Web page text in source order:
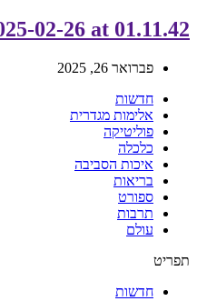
02-26 at 01.11.42
פברואר 26, 2025
חדשות
אלימות מגדרית
פוליטיקה
כלכלה
איכות הסביבה
בריאות
ספורט
תרבות
עולם
תפריט
חדשות